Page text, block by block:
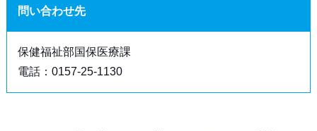
問い合わせ先
保健福祉部国保医療課
電話：0157-25-1130